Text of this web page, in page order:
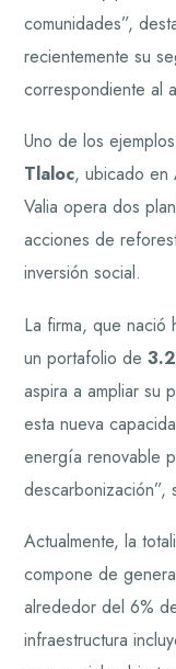
comunidades”,
recientemente su
correspondiente al
Uno de los
Tlaloc, ubicado en
Valia opera dos
acciones de
inversión social.
La firma, que nació
un portafolio de
aspira a ampliar su
esta nueva
energía renovable
descarbonización”,
Actualmente, la
compone de
alrededor del 6%
infraestructura